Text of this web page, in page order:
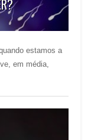
estamos a
em média,